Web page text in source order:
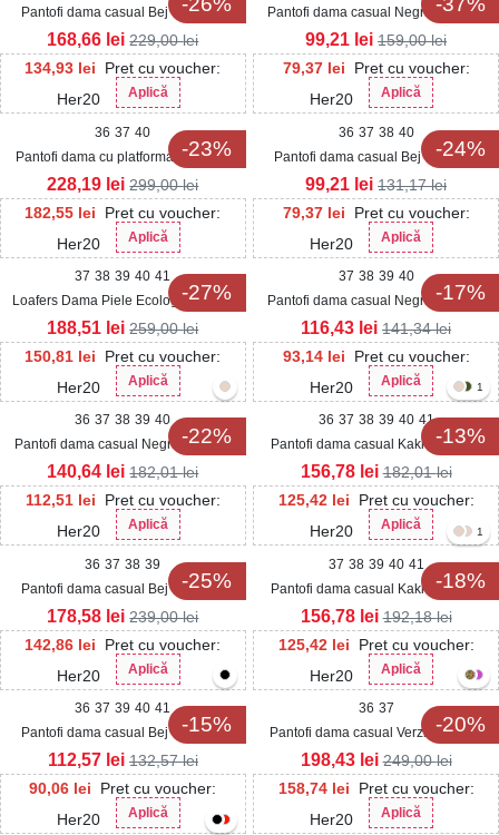
Pantofi dama casual Bej din Piele
Ecologica Intoarsa Khlody
134,93 lei
Pret cu voucher:
Her20
Aplică
168,66 lei 229,00lei
Pantofi dama casual Negri din Piele
Ecologica Lacuita Anays
79,37 lei
Pret cu voucher:
Her20
Aplică
99,21 lei 159,00lei
-23%
36 37 40
Pantofi dama cu platforma Maro din
Piele Ecologica Intoarsa Cashlyn
182,55 lei
Pret cu voucher:
Her20
Aplică
228,19 lei 299,00lei
-24%
36 37 38 40
Pantofi dama casual Bej din Piele
Ecologica Alaia
79,37 lei
Pret cu voucher:
Her20
Aplică
99,21 lei 131,17lei
-27%
37 38 39 40 41
Loafers Dama Piele Ecologica Negri
Sidhi2
150,81 lei
Pret cu voucher:
Her20
Aplică
188,51 lei 259,00lei
-17%
37 38 39 40
Pantofi dama casual Negri din Textil
Yasmina
93,14 lei
Pret cu voucher:
Her20
Aplică
116,43 lei 141,34lei
-22%
36 37 38 39 40
Pantofi dama casual Negri din Piele
Ecologica Lacuita Kamela2
112,51 lei
Pret cu voucher:
Her20
Aplică
140,64 lei 182,01lei
-13%
1
36 37 38 39 40 41
Pantofi dama casual Kaki din Piele
Ecologica Natalea
125,42 lei
Pret cu voucher:
Her20
Aplică
156,78 lei 182,01lei
-25%
36 37 38 39
Pantofi dama casual Bej din Piele
Ecologica Lenora
142,86 lei
Pret cu voucher:
Her20
Aplică
178,58 lei 239,00lei
-18%
1
37 38 39 40 41
Pantofi dama casual Kaki din Piele
Ecologica Tiani
125,42 lei
Pret cu voucher:
Her20
Aplică
156,78 lei 192,18lei
-15%
36 37 39 40 41
Pantofi dama casual Bej din Piele
Ecologica Alyssa
90,06 lei
Pret cu voucher:
Her20
Aplică
112,57 lei 132,57lei
-20%
36 37
Pantofi dama casual Verzi din Piele
Ecologica Intoarsa Sonia2
158,74 lei
Pret cu voucher:
Her20
Aplică
198,43 lei 249,00lei